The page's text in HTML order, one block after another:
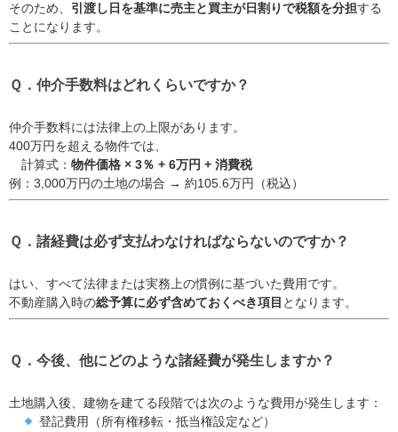
そのため、 引渡し日を基準に売主と買主が日割りで税額を分担する
ことになります。
Ｑ．仲介手数料はどれくらいですか？
仲介手数料には法律上の上限があります。
400万円を超える物件では、
計算式： 物件価格 × 3％ + 6万円 + 消費税
例：3,000万円の土地の場合 → 約105.6万円（税込）
Ｑ．諸経費は必ず支払わなければならないのですか？
はい、すべて法律または実務上の慣例に基づいた費用です。
不動産購入時の総予算に必ず含めておくべき項目 となります。
Ｑ．今後、他にどのような諸経費が発生しますか？
土地購入後、建物を建てる段階では次のような費用が発生します：
登記費用（所有権移転・抵当権設定など）